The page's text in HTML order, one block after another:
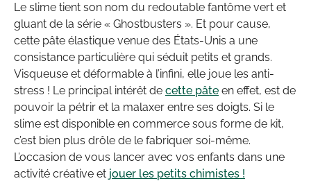
Le slime tient son nom du redoutable fantôme vert et
gluant de la série « Ghostbusters ». Et pour cause,
cette pâte élastique venue des États-Unis a une
consistance particulière qui séduit petits et grands.
Visqueuse et déformable à l’infini, elle joue les anti-
stress ! Le principal intérêt de cette pâte en effet, est de
pouvoir la pétrir et la malaxer entre ses doigts. Si le
slime est disponible en commerce sous forme de kit,
c’est bien plus drôle de le fabriquer soi-même.
L’occasion de vous lancer avec vos enfants dans une
activité créative et jouer les petits chimistes !